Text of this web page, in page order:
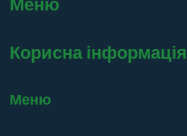
Корисна інформація
Меню